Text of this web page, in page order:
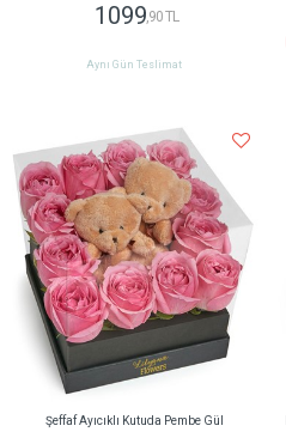
1099,90 TL
Aynı Gün Teslimat
Şeffaf Ayıcıklı Kutuda Pembe Gül